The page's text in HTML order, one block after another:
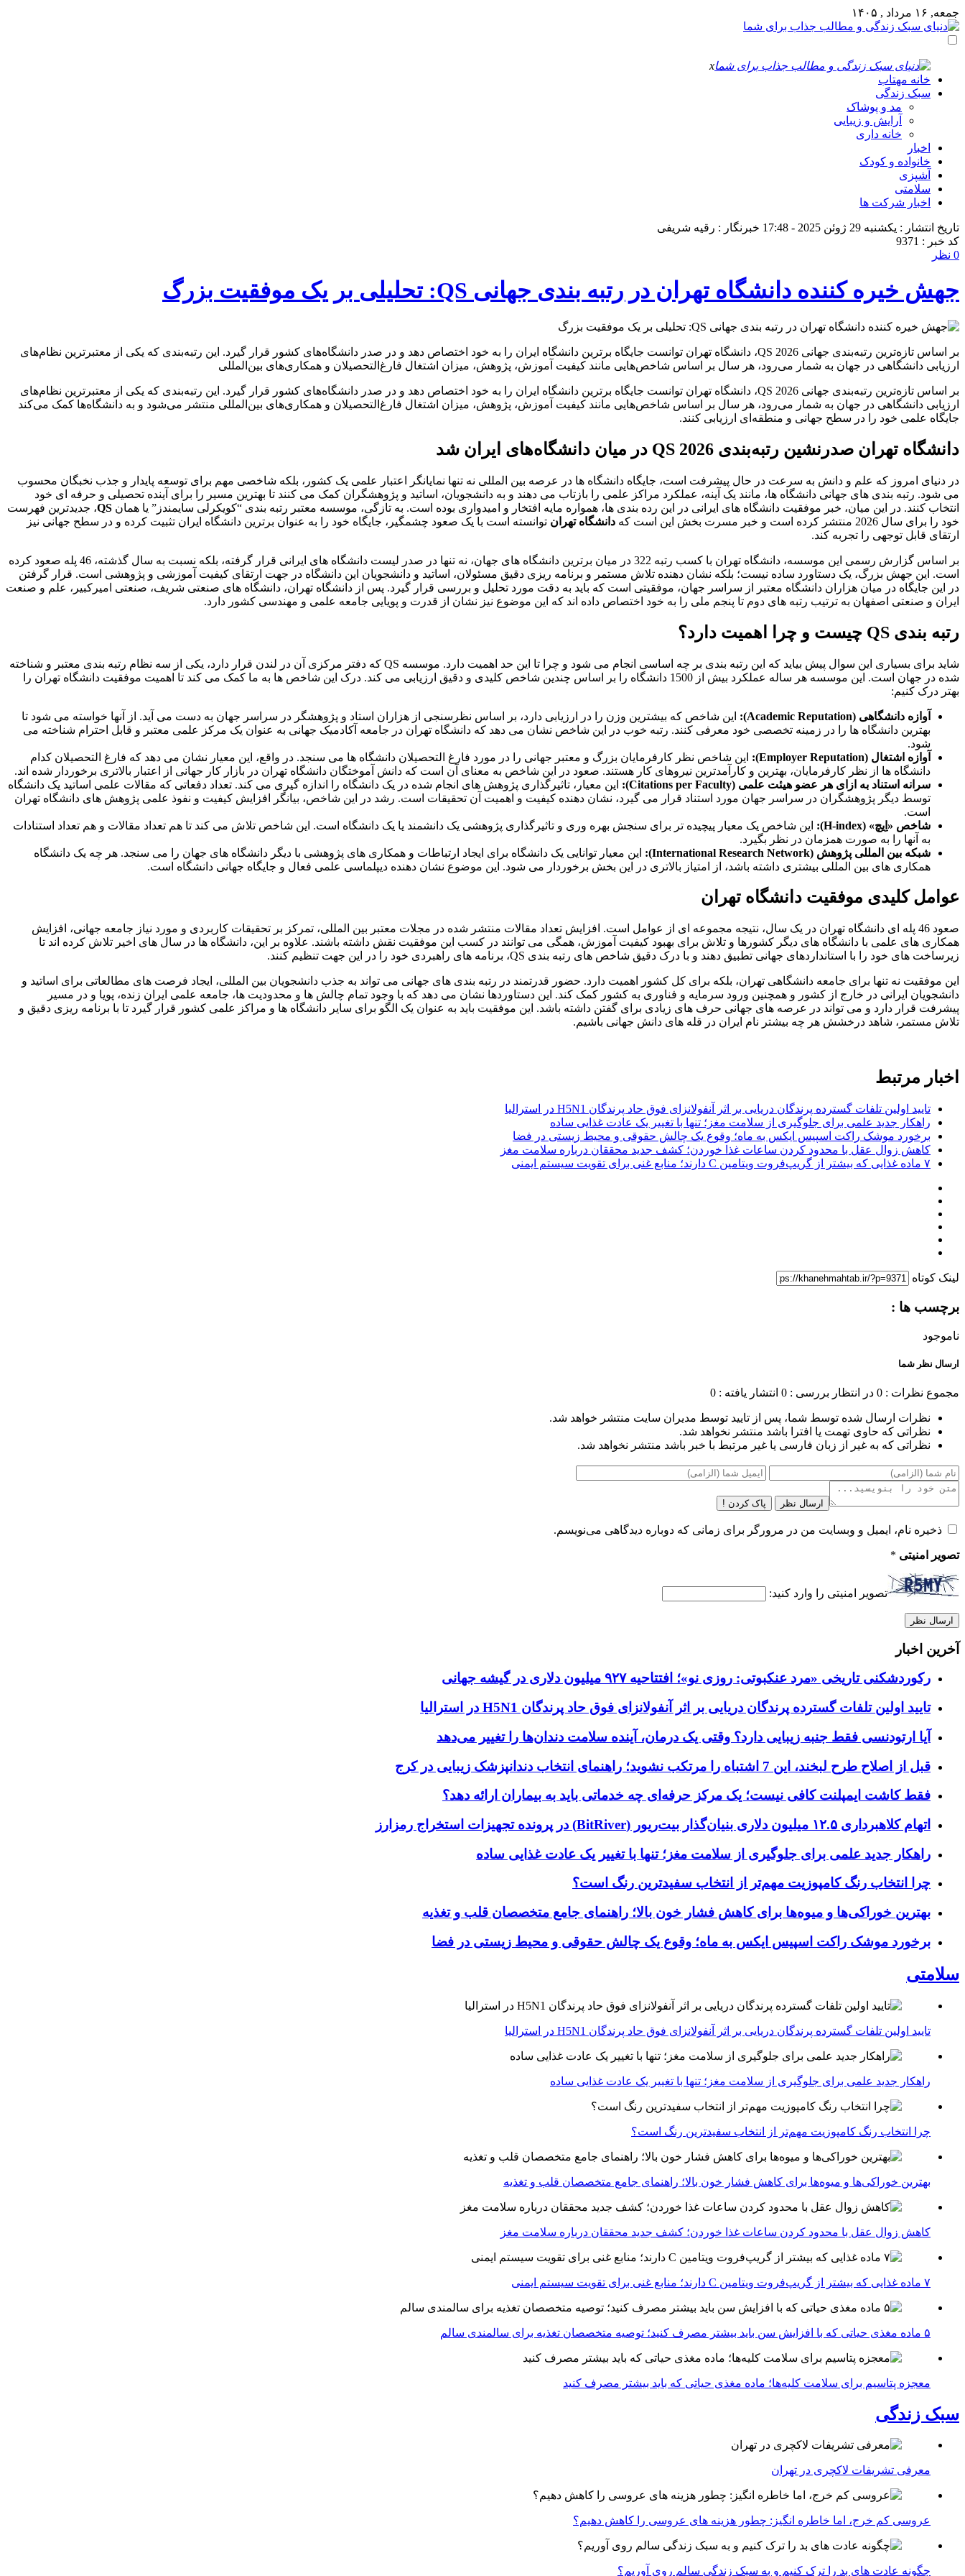
جمعه, ۱۶ مرداد , ۱۴۰۵
x
خانه مهتاب
سبک زندگی
مد و پوشاک
آرایش و زیبایی
خانه داری
اخبار
خانواده و کودک
آشپزی
سلامتی
اخبار شرکت ها
تاریخ انتشار : یکشنبه 29 ژوئن 2025 - 17:48
خبرنگار : رقیه شریفی
کد خبر : 9371
0 نظر
جهش خیره کننده دانشگاه تهران در رتبه بندی جهانی QS: تحلیلی بر یک موفقیت بزرگ
بر اساس تازه‌ترین رتبه‌بندی جهانی QS 2026، دانشگاه تهران توانست جایگاه برترین دانشگاه ایران را به خود اختصاص دهد و در صدر دانشگاه‌های کشور قرار گیرد. این رتبه‌بندی که یکی از معتبرترین نظام‌های
ارزیابی دانشگاهی در جهان به شمار می‌رود، هر سال بر اساس شاخص‌هایی مانند کیفیت آموزش، پژوهش، میزان اشتغال فارغ‌التحصیلان و همکاری‌های بین‌المللی
بر اساس تازه‌ترین رتبه‌بندی جهانی QS 2026، دانشگاه تهران توانست جایگاه برترین دانشگاه ایران را به خود اختصاص دهد و در صدر دانشگاه‌های کشور قرار گیرد. این رتبه‌بندی که یکی از معتبرترین نظام‌های
ارزیابی دانشگاهی در جهان به شمار می‌رود، هر سال بر اساس شاخص‌هایی مانند کیفیت آموزش، پژوهش، میزان اشتغال فارغ‌التحصیلان و همکاری‌های بین‌المللی منتشر می‌شود و به دانشگاه‌ها کمک می‌کند
جایگاه علمی خود را در سطح جهانی و منطقه‌ای ارزیابی کنند.
دانشگاه تهران صدرنشین رتبه‌بندی QS 2026 در میان دانشگاه‌های ایران شد
در دنیای امروز که علم و دانش به سرعت در حال پیشرفت است، جایگاه دانشگاه ها در عرصه بین المللی نه تنها نمایانگر اعتبار علمی یک کشور، بلکه شاخصی مهم برای توسعه پایدار و جذب نخبگان محسوب
می شود. رتبه بندی های جهانی دانشگاه ها، مانند یک آینه، عملکرد مراکز علمی را بازتاب می دهند و به دانشجویان، اساتید و پژوهشگران کمک می کنند تا بهترین مسیر را برای آینده تحصیلی و حرفه ای خود
انتخاب کنند. در این میان، خبر موفقیت دانشگاه های ایرانی در این رده بندی ها، همواره مایه افتخار و امیدواری بوده است. به تازگی، موسسه معتبر رتبه بندی “کویکرلی سایمندز” یا همان QS، جدیدترین فهرست
خود را برای سال 2026 منتشر کرده است و خبر مسرت بخش این است که
دانشگاه تهران توانسته است با یک صعود چشمگیر، جایگاه خود را به عنوان برترین دانشگاه ایران تثبیت کرده و در سطح جهانی نیز
ارتقای قابل توجهی را تجربه کند.
بر اساس گزارش رسمی این موسسه، دانشگاه تهران با کسب رتبه 322 در میان برترین دانشگاه های جهان، نه تنها در صدر لیست دانشگاه های ایرانی قرار گرفته، بلکه نسبت به سال گذشته، 46 پله صعود کرده
است. این جهش بزرگ، یک دستاورد ساده نیست؛ بلکه نشان دهنده تلاش مستمر و برنامه ریزی دقیق مسئولان، اساتید و دانشجویان این دانشگاه در جهت ارتقای کیفیت آموزشی و پژوهشی است. قرار گرفتن
در این جایگاه در میان هزاران دانشگاه معتبر از سراسر جهان، موفقیتی است که باید به دقت مورد تحلیل و بررسی قرار گیرد. پس از دانشگاه تهران، دانشگاه های صنعتی شریف، صنعتی امیرکبیر، علم و صنعت
ایران و صنعتی اصفهان به ترتیب رتبه های دوم تا پنجم ملی را به خود اختصاص داده اند که این موضوع نیز نشان از قدرت و پویایی جامعه علمی و مهندسی کشور دارد.
رتبه بندی QS چیست و چرا اهمیت دارد؟
شاید برای بسیاری این سوال پیش بیاید که این رتبه بندی بر چه اساسی انجام می شود و چرا تا این حد اهمیت دارد. موسسه QS که دفتر مرکزی آن در لندن قرار دارد، یکی از سه نظام رتبه بندی معتبر و شناخته
شده در جهان است. این موسسه هر ساله عملکرد بیش از 1500 دانشگاه را بر اساس چندین شاخص کلیدی و دقیق ارزیابی می کند. درک این شاخص ها به ما کمک می کند تا اهمیت موفقیت دانشگاه تهران را
بهتر درک کنیم:
آوازه دانشگاهی (Academic Reputation):
این شاخص که بیشترین وزن را در ارزیابی دارد، بر اساس نظرسنجی از هزاران استاد و پژوهشگر در سراسر جهان به دست می آید. از آنها خواسته می شود تا
بهترین دانشگاه ها را در زمینه تخصصی خود معرفی کنند. رتبه خوب در این شاخص نشان می دهد که دانشگاه تهران در جامعه آکادمیک جهانی به عنوان یک مرکز علمی معتبر و قابل احترام شناخته می
شود.
آوازه اشتغال (Employer Reputation):
این شاخص نظر کارفرمایان بزرگ و معتبر جهانی را در مورد فارغ التحصیلان دانشگاه ها می سنجد. در واقع، این معیار نشان می دهد که فارغ التحصیلان کدام
دانشگاه ها از نظر کارفرمایان، بهترین و کارآمدترین نیروهای کار هستند. صعود در این شاخص به معنای آن است که دانش آموختگان دانشگاه تهران در بازار کار جهانی از اعتبار بالاتری برخوردار شده اند.
سرانه استناد به ازای هر عضو هیئت علمی (Citations per Faculty):
این معیار، تاثیرگذاری پژوهش های انجام شده در یک دانشگاه را اندازه گیری می کند. تعداد دفعاتی که مقالات علمی اساتید یک دانشگاه
توسط دیگر پژوهشگران در سراسر جهان مورد استناد قرار می گیرد، نشان دهنده کیفیت و اهمیت آن تحقیقات است. رشد در این شاخص، بیانگر افزایش کیفیت و نفوذ علمی پژوهش های دانشگاه تهران
است.
شاخص «اِیچ» (H-index):
این شاخص یک معیار پیچیده تر برای سنجش بهره وری و تاثیرگذاری پژوهشی یک دانشمند یا یک دانشگاه است. این شاخص تلاش می کند تا هم تعداد مقالات و هم تعداد استنادات
به آنها را به صورت همزمان در نظر بگیرد.
شبکه بین المللی پژوهش (International Research Network):
این معیار توانایی یک دانشگاه برای ایجاد ارتباطات و همکاری های پژوهشی با دیگر دانشگاه های جهان را می سنجد. هر چه یک دانشگاه
همکاری های بین المللی بیشتری داشته باشد، از امتیاز بالاتری در این بخش برخوردار می شود. این موضوع نشان دهنده دیپلماسی علمی فعال و جایگاه جهانی دانشگاه است.
عوامل کلیدی موفقیت دانشگاه تهران
صعود 46 پله ای دانشگاه تهران در یک سال، نتیجه مجموعه ای از عوامل است. افزایش تعداد مقالات منتشر شده در مجلات معتبر بین المللی، تمرکز بر تحقیقات کاربردی و مورد نیاز جامعه جهانی، افزایش
همکاری های علمی با دانشگاه های دیگر کشورها و تلاش برای بهبود کیفیت آموزش، همگی می توانند در کسب این موفقیت نقش داشته باشند. علاوه بر این، دانشگاه ها در سال های اخیر تلاش کرده اند تا
زیرساخت های خود را با استانداردهای جهانی تطبیق دهند و با درک دقیق شاخص های رتبه بندی QS، برنامه های راهبردی خود را در این جهت تنظیم کنند.
این موفقیت نه تنها برای جامعه دانشگاهی تهران، بلکه برای کل کشور اهمیت دارد. حضور قدرتمند در رتبه بندی های جهانی می تواند به جذب دانشجویان بین المللی، ایجاد فرصت های مطالعاتی برای اساتید و
دانشجویان ایرانی در خارج از کشور و همچنین ورود سرمایه و فناوری به کشور کمک کند. این دستاوردها نشان می دهد که با وجود تمام چالش ها و محدودیت ها، جامعه علمی ایران زنده، پویا و در مسیر
پیشرفت قرار دارد و می تواند در عرصه های جهانی حرف های زیادی برای گفتن داشته باشد. این موفقیت باید به عنوان یک الگو برای سایر دانشگاه ها و مراکز علمی کشور قرار گیرد تا با برنامه ریزی دقیق و
تلاش مستمر، شاهد درخشش هر چه بیشتر نام ایران در قله های دانش جهانی باشیم.
اخبار مرتبط
تایید اولین تلفات گسترده پرندگان دریایی بر اثر آنفولانزای فوق حاد پرندگان H5N1 در استرالیا
راهکار جدید علمی برای جلوگیری از سلامت مغز؛ تنها با تغییر یک عادت غذایی ساده
برخورد موشک راکت اسپیس ایکس به ماه؛ وقوع یک چالش حقوقی و محیط زیستی در فضا
کاهش زوال عقل با محدود کردن ساعات غذا خوردن؛ کشف جدید محققان درباره سلامت مغز
۷ ماده غذایی که بیشتر از گریپ‌فروت ویتامین C دارند؛ منابع غنی برای تقویت سیستم ایمنی
لینک کوتاه
برچسب ها :
ناموجود
ارسال نظر شما
مجموع نظرات : 0 در انتظار بررسی : 0 انتشار یافته : 0
نظرات ارسال شده توسط شما، پس از تایید توسط مدیران سایت منتشر خواهد شد.
نظراتی که حاوی تهمت یا افترا باشد منتشر نخواهد شد.
نظراتی که به غیر از زبان فارسی یا غیر مرتبط با خبر باشد منتشر نخواهد شد.
ارسال نظر پاک کردن !
ذخیره نام، ایمیل و وبسایت من در مرورگر برای زمانی که دوباره دیدگاهی می‌نویسم.
تصویر امنیتی *
تصویر امنیتی را وارد کنید:
آخرین اخبار
رکوردشکنی تاریخی «مرد عنکبوتی: روزی نو»؛ افتتاحیه ۹۲۷ میلیون دلاری در گیشه جهانی
تایید اولین تلفات گسترده پرندگان دریایی بر اثر آنفولانزای فوق حاد پرندگان H5N1 در استرالیا
آیا ارتودنسی فقط جنبه زیبایی دارد؟ وقتی یک درمان، آینده سلامت دندان‌ها را تغییر می‌دهد
قبل از اصلاح طرح لبخند، این 7 اشتباه را مرتکب نشوید؛ راهنمای انتخاب دندانپزشک زیبایی در کرج
فقط کاشت ایمپلنت کافی نیست؛ یک مرکز حرفه‌ای چه خدماتی باید به بیماران ارائه دهد؟
اتهام کلاهبرداری ۱۲.۵ میلیون دلاری بنیان‌گذار بیت‌ریور (BitRiver) در پرونده تجهیزات استخراج رمزارز
راهکار جدید علمی برای جلوگیری از سلامت مغز؛ تنها با تغییر یک عادت غذایی ساده
چرا انتخاب رنگ کامپوزیت مهم‌تر از انتخاب سفیدترین رنگ است؟
بهترین خوراکی‌ها و میوه‌ها برای کاهش فشار خون بالا؛ راهنمای جامع متخصصان قلب و تغذیه
برخورد موشک راکت اسپیس ایکس به ماه؛ وقوع یک چالش حقوقی و محیط زیستی در فضا
سلامتی
تایید اولین تلفات گسترده پرندگان دریایی بر اثر آنفولانزای فوق حاد پرندگان H5N1 در استرالیا
راهکار جدید علمی برای جلوگیری از سلامت مغز؛ تنها با تغییر یک عادت غذایی ساده
چرا انتخاب رنگ کامپوزیت مهم‌تر از انتخاب سفیدترین رنگ است؟
بهترین خوراکی‌ها و میوه‌ها برای کاهش فشار خون بالا؛ راهنمای جامع متخصصان قلب و تغذیه
کاهش زوال عقل با محدود کردن ساعات غذا خوردن؛ کشف جدید محققان درباره سلامت مغز
۷ ماده غذایی که بیشتر از گریپ‌فروت ویتامین C دارند؛ منابع غنی برای تقویت سیستم ایمنی
۵ ماده مغذی حیاتی که با افزایش سن باید بیشتر مصرف کنید؛ توصیه متخصصان تغذیه برای سالمندی سالم
معجزه پتاسیم برای سلامت کلیه‌ها؛ ماده مغذی حیاتی که باید بیشتر مصرف کنید
سبک زندگی
معرفی تشریفات لاکچری در تهران
عروسی کم خرج، اما خاطره انگیز: چطور هزینه های عروسی را کاهش دهیم؟
چگونه عادت‌ های بد را ترک کنیم و به سبک زندگی سالم روی آوریم؟